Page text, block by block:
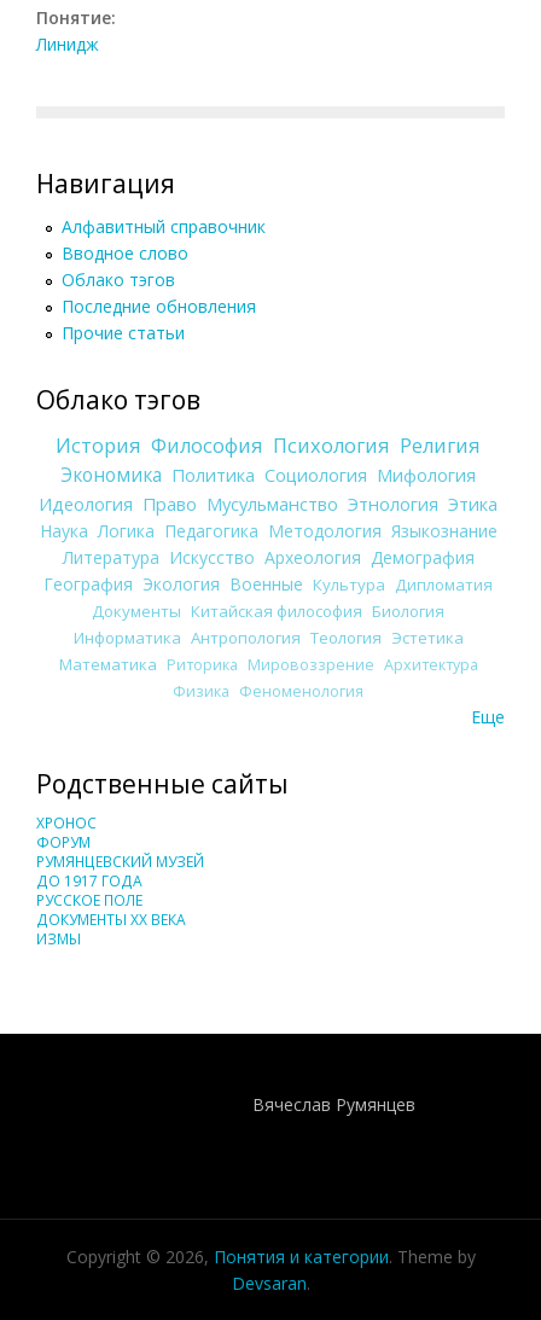
Понятие:
Линидж
Навигация
Алфавитный справочник
Вводное слово
Облако тэгов
Последние обновления
Прочие статьи
Облако тэгов
История Философия Психология Религия
Экономика Политика Социология Мифология
Идеология Право Мусульманство Этнология Этика
Наука Логика Педагогика Методология Языкознание
Литература Искусство Археология Демография
География Экология Военные Культура
Дипломатия
Документы Китайская философия Биология
Информатика Антропология Теология Эстетика
Математика Риторика Мировоззрение Архитектура
Физика Феноменология
Еще
Родственные сайты
ХРОНОС
ФОРУМ
РУМЯНЦЕВСКИЙ МУЗЕЙ
ДО 1917 ГОДА
РУССКОЕ ПОЛЕ
ДОКУМЕНТЫ XX ВЕКА
ИЗМЫ
Вячеслав Румянцев
Copyright © 2026, Понятия и категории. Theme by
Devsaran.